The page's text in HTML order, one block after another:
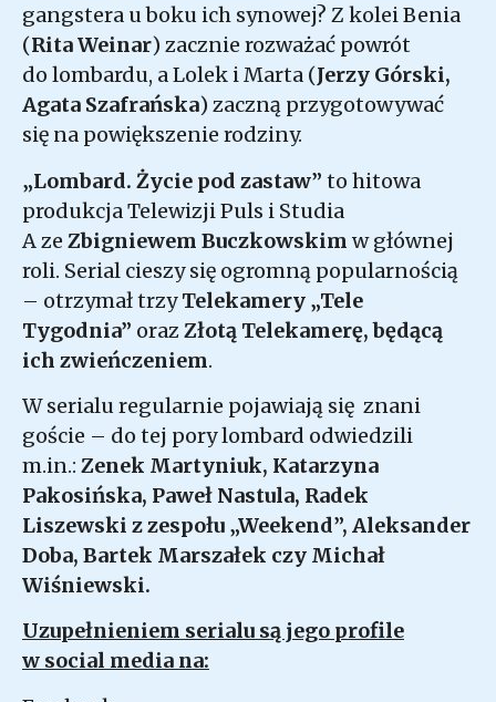
gangstera u boku ich synowej? Z kolei Benia
(Rita Weinar) zacznie rozważać powrót
do lombardu, a Lolek i Marta (Jerzy Górski,
Agata Szafrańska) zaczną przygotowywać
się na powiększenie rodziny.
„Lombard. Życie pod zastaw” to hitowa
produkcja Telewizji Puls i Studia
A ze Zbigniewem Buczkowskim w głównej
roli. Serial cieszy się ogromną popularnością
– otrzymał trzyTelekamery „Tele
Tygodnia” orazZłotą Telekamerę, będącą
ich zwieńczeniem.
W serialu regularnie pojawiają się znani
goście – do tej pory lombard odwiedzili
m.in.: Zenek Martyniuk, Katarzyna
Pakosińska, Paweł Nastula, Radek
Liszewski z zespołu „Weekend”, Aleksander
Doba, Bartek Marszałek czy Michał
Wiśniewski.
Uzupełnieniem serialu są jego profile
w social media na: